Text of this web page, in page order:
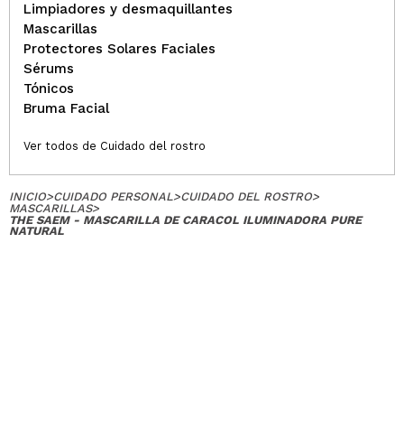
Limpiadores y desmaquillantes
Mascarillas
Protectores Solares Faciales
Sérums
Tónicos
Bruma Facial
Ver todos de Cuidado del rostro
INICIO>CUIDADO PERSONAL>CUIDADO DEL ROSTRO>
MASCARILLAS>
THE SAEM - MASCARILLA DE CARACOL ILUMINADORA PURE
NATURAL